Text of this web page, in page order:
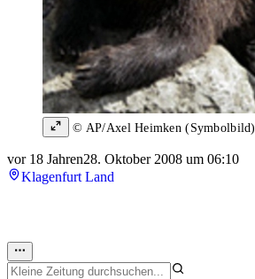
© AP/Axel Heimken (Symbolbild)
vor 18 Jahren28. Oktober 2008 um 06:10
Klagenfurt Land